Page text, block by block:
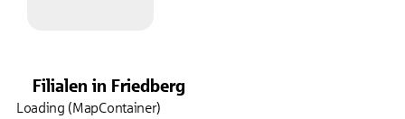
Filialen in Friedberg
Loading (MapContainer)